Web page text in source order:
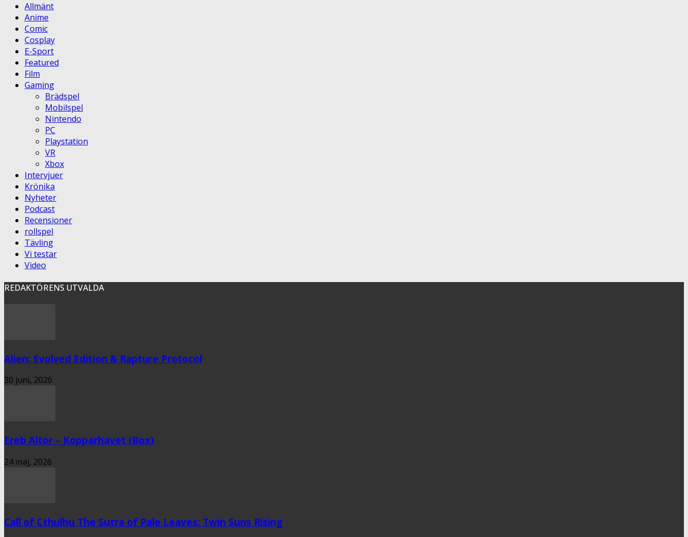
Allmänt
Anime
Comic
Cosplay
E-Sport
Featured
Film
Gaming
Brädspel
Mobilspel
Nintendo
PC
Playstation
VR
Xbox
Intervjuer
Krönika
Nyheter
Podcast
Recensioner
rollspel
Tävling
Vi testar
Video
REDAKTÖRENS UTVALDA
Alien: Evolved Edition & Rapture Protocol
30 juni, 2026
Ereb Altor – Kopparhavet (Box)
24 maj, 2026
Call of Cthulhu The Sutra of Pale Leaves: Twin Suns Rising